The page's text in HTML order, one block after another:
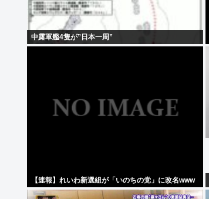
中露軍艦4隻が”日本一周”
【速報】れいわ新選組が「いのちの党」に改名www